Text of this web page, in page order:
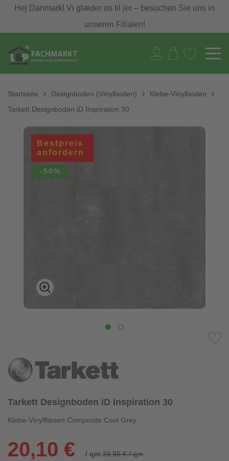
Hej Danmark! Vi glæder os til jer – besuchen Sie uns in
unseren Filialen!
Startseite Designboden (Vinylboden)
Klebe-Vinylboden
Tarkett Designboden iD Inspiration 30
Bestpreis
anfordern
-50%
Tarkett Designboden iD Inspiration 30
Klebe-Vinylfliesen Composite Cool Grey
20,10 € / qm 39,95 € / qm